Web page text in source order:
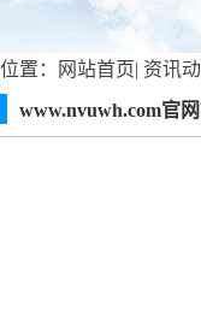
位置： 网站首页| 资讯
www.nvuwh.com官